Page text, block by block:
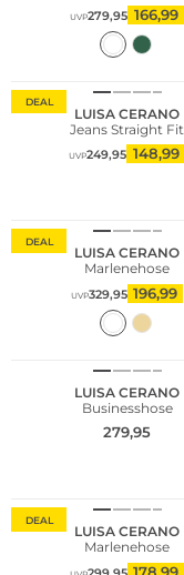
UVP279,95 166,99
DEAL
LUISA CERANO
Jeans Straight Fit
UVP249,95 148,99
DEAL
LUISA CERANO
Marlenehose
UVP329,95 196,99
LUISA CERANO
Businesshose
279,95
DEAL
LUISA CERANO
Marlenehose